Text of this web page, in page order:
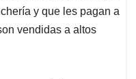
y que les pagan a
vendidas a altos